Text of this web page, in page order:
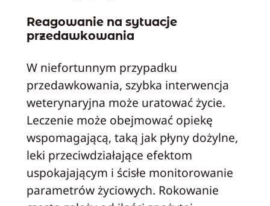
Reagowanie na sytuacje
przedawkowania
W niefortunnym przypadku
przedawkowania, szybka interwencja
weterynaryjna może uratować życie.
Leczenie może obejmować opiekę
wspomagającą, taką jak płyny dożylne,
leki przeciwdziałające efektom
uspokajającym i ścisłe monitorowanie
parametrów życiowych. Rokowanie